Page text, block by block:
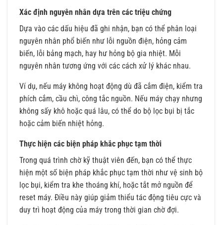
Xác định nguyên nhân dựa trên các triệu chứng
Dựa vào các dấu hiệu đã ghi nhận, bạn có thể phân loại
nguyên nhân phổ biến như lỗi nguồn điện, hỏng cảm
biến, lỗi bảng mạch, hay hư hỏng bộ gia nhiệt. Mỗi
nguyên nhân tương ứng với các cách xử lý khác nhau.
Ví dụ, nếu máy không hoạt động dù đã cắm điện, kiểm tra
phích cắm, cầu chì, công tắc nguồn. Nếu máy chạy nhưng
không sấy khô hoặc quá lâu, có thể do bộ lọc bụi bị tắc
hoặc cảm biến nhiệt hỏng.
Thực hiện các biện pháp khắc phục tạm thời
Trong quá trình chờ kỹ thuật viên đến, bạn có thể thực
hiện một số biện pháp khắc phục tạm thời như vệ sinh bộ
lọc bụi, kiểm tra khe thoáng khí, hoặc tắt mở nguồn để
reset máy. Điều này giúp giảm thiểu tác động tiêu cực và
duy trì hoạt động của máy trong thời gian chờ đợi.